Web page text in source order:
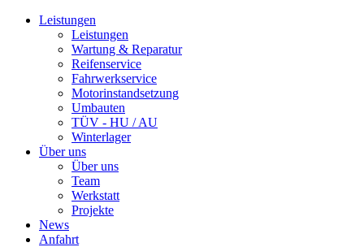
Leistungen
Leistungen
Wartung & Reparatur
Reifenservice
Fahrwerkservice
Motorinstandsetzung
Umbauten
TÜV - HU / AU
Winterlager
Über uns
Über uns
Team
Werkstatt
Projekte
News
Anfahrt